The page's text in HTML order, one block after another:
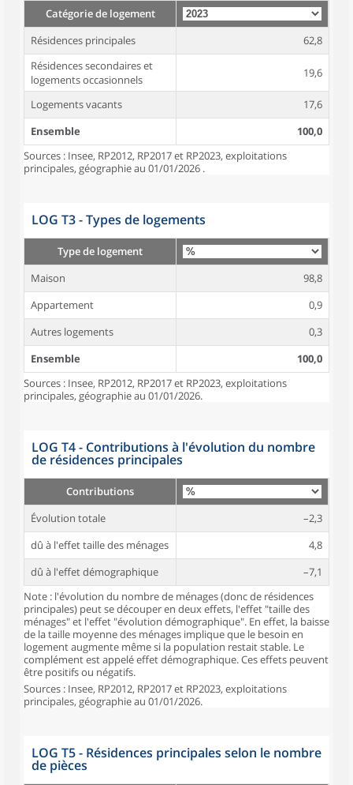
Catégorie de logement
Résidences principales
62,8
Résidences secondaires et
logements occasionnels
19,6
Logements vacants
17,6
Ensemble
100,0
Sources : Insee, RP2012, RP2017 et RP2023, exploitations
principales, géographie au 01/01/2026 .
LOG T3 - Types de logements
Type de logement
Maison
98,8
Appartement
0,9
Autres logements
0,3
Ensemble
100,0
Sources : Insee, RP2012, RP2017 et RP2023, exploitations
principales, géographie au 01/01/2026.
LOG T4 - Contributions à l'évolution du nombre
de résidences principales
Contributions
Évolution totale
–2,3
dû à l'effet taille des ménages
4,8
dû à l'effet démographique
–7,1
Note : l'évolution du nombre de ménages (donc de résidences
principales) peut se découper en deux effets, l'effet "taille des
ménages" et l'effet "évolution démographique". En effet, la baisse
de la taille moyenne des ménages implique que le besoin en
logement augmente même si la population restait stable. Le
complément est appelé effet démographique. Ces effets peuvent
être positifs ou négatifs.
Sources : Insee, RP2012, RP2017 et RP2023, exploitations
principales, géographie au 01/01/2026.
LOG T5 - Résidences principales selon le nombre
de pièces